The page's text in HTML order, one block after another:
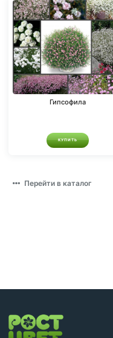
Гипсофила
КУПИТЬ
Перейти в каталог